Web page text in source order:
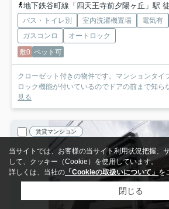
地下鉄谷町線「四天王寺前夕陽ヶ丘」駅
バス・トイレ別 室内洗濯機置場 電気有
ガスコンロ
オートロック
敷0 ペット可
クローゼット付きの物件です。マンションタイ
ロック機能が付いているのでドアの前まで知ら
見る
賃貸マンション
当サイトでは、お客様の当サイト利用状況把握、
して、クッキー（Cookie）を使用しています。
詳しくは、当社の 「Cookieの取扱いについて」 を
閉じる